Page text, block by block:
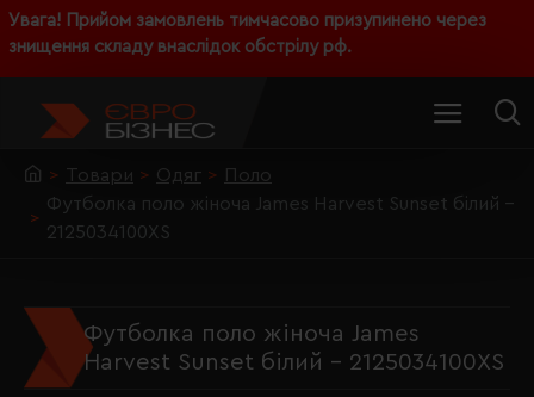
Увага! Прийом замовлень тимчасово призупинено через
знищення складу внаслідок обстрілу рф.
Товари Одяг
Поло
Футболка поло жіноча James Harvest Sunset білий -
2125034100XS
Футболка поло жіноча James
Harvest Sunset білий - 2125034100XS